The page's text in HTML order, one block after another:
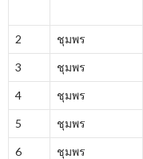
2 ชุมพร
3 ชุมพร
4 ชุมพร
5 ชุมพร
6 ชุมพร